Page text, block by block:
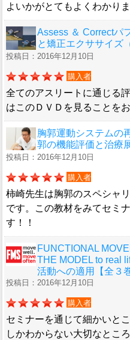
よいかがとてもよくわかり
Assess ＆ Correctパ
と矯正エクササイズ
投稿日：2016年12月10日
購入者
全てのアスリートに通じる
はこのＤＶＤを見ることを
胸郭運動システムの
郭の機能評価と治療
投稿日：2016年12月10日
購入者
柿崎先生は胸郭のスペシャ
です。この教材をみてセミ
す！！
FUNCTIONAL
THE MODEL to real
活動への適用【全３
投稿日：2016年12月10日
購入者
セミナーを通じて細かいと
しかわからない大切なとこ